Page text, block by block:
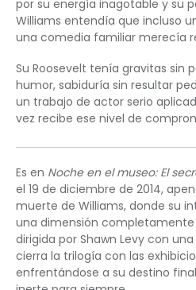
por su energía inagotable y su
Williams entendía que incluso
una comedia familiar merecía
Su Roosevelt tenía gravitas sin
humor, sabiduría sin resultar
un trabajo de actor serio
vez recibe ese nivel de
Es en Noche en el museo: El
el 19 de diciembre de 2014,
muerte de Williams, donde su
una dimensión completamente
dirigida por Shawn Levy con
cierra la trilogía con las
enfrentándose a su destino